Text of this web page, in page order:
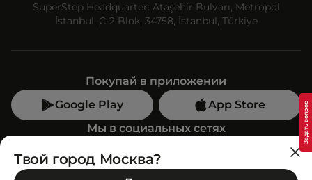
SuperStep Headquarter: Ataşehir Bulvarı, Metropol
İstanbul, C-2 Blok, 34758, İstanbul, Türkiye
Покупай в приложении
Google Play
App Store
Мы в социальных сетях
Позвони нам
Твой город Москва?